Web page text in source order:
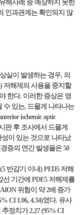
해사례 중 예상하지 못한
인과관계는 확인되지 않
실이 발생하는 경우, 의
저해제의 사용을 중지할
한다. 이러한 증상은 영
수 있는, 드물게 나타나는
ischemic optic
판 후 조사에서 드물게
이 있는 것으로 나타났
증의 연간 발생율은 50
반감기 이내) PED5 저해
기간에 PDE5 저해제를
위험이 약 2배 증가
CI 1.06, 4.34)였다. 유사
정치가 2.27 (95% CI